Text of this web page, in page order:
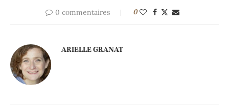
0 commentaires 0
ARIELLE GRANAT